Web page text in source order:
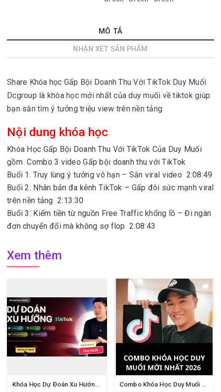
MÔ TẢ
NHẬN XÉT SẢN PHẨM
Share Khóa học Gấp Bội Doanh Thu Với TikTok Duy Muối
Dcgroup là khóa học mới nhất của duy muối về tiktok giúp
bạn săn tìm ý tưởng triệu view trên nền tảng
Nội dung khóa học
Khóa Học Gấp Bội Doanh Thu Với TikTok Của Duy Muối
gồm Combo 3 video Gấp bội doanh thu với TikTok
Buổi 1: Truy lùng ý tưởng vô hạn – Săn viral video 2:08:49
Buổi 2: Nhân bản đa kênh TikTok – Gấp đôi sức mạnh viral
trên nền tảng 2:13:30
Buổi 3: Kiếm tiền từ nguồn Free Traffic khổng lồ – Đi ngàn
đơn chuyển đổi mà không sợ flop 2:08:43
Xem thêm
Khóa Học Dự Đoán Xu Hướng TikTok 2026 Duy Muối
Combo Khóa Học Duy Muối 2026